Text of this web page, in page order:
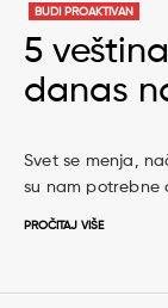
BUDI PROAKTIVAN
5
danas
Svet se menja,
su nam potrebne
PROČITAJ VIŠE